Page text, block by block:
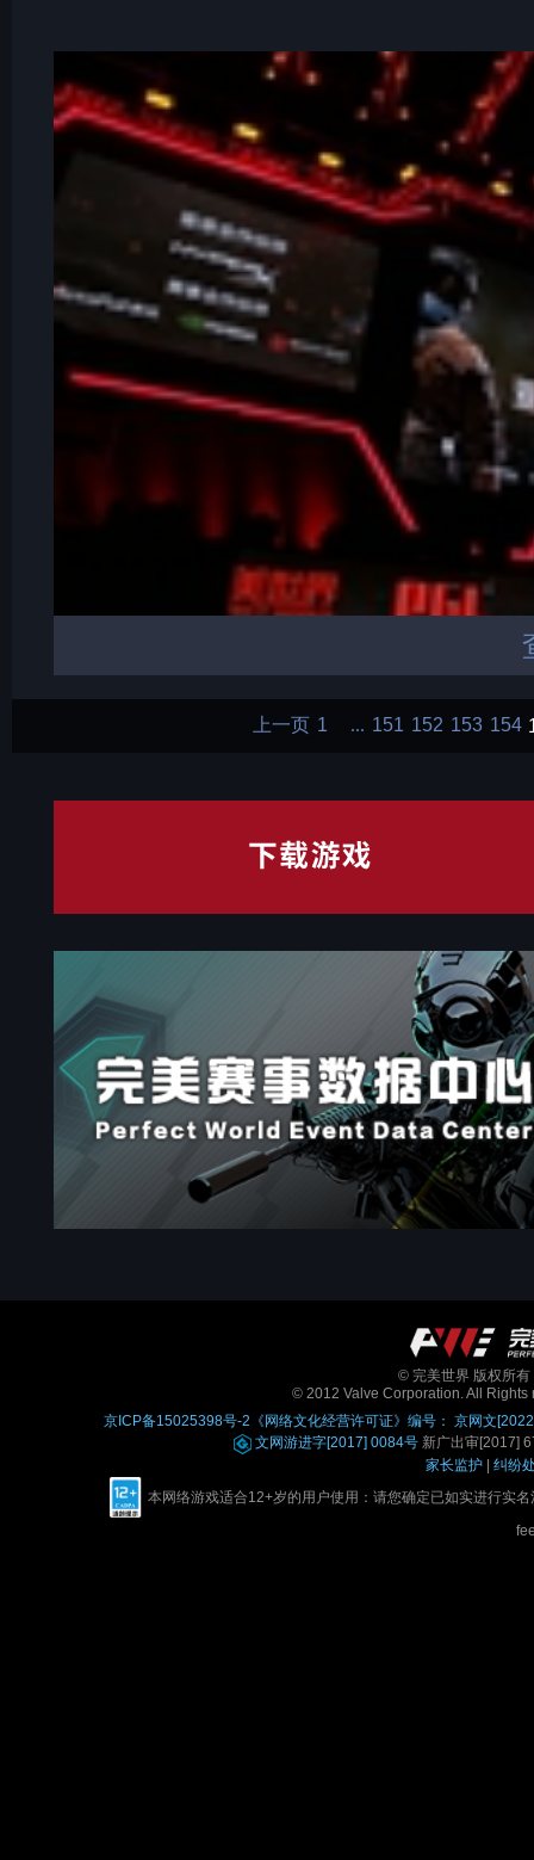
上一页 1 151 152 153 154
© 完美世界 版权所
© 2012 Valve Corporation. All Rights
京ICP备15025398号-2 《网络文化经营许可证》编号： 京网文
文网游进字[2017] 0084号新广出审[2017]
家长监护| 纠纷
本网络游戏适合12+岁的用户使用：请您确定已如实进行实